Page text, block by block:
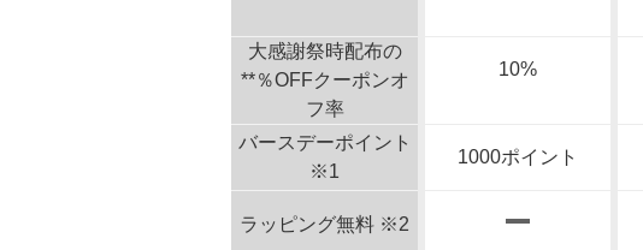
大感謝祭時配布の
**％OFFクーポンオ
フ率
10%
バースデーポイント
※1
1000ポイント
ラッピング無料 ※2